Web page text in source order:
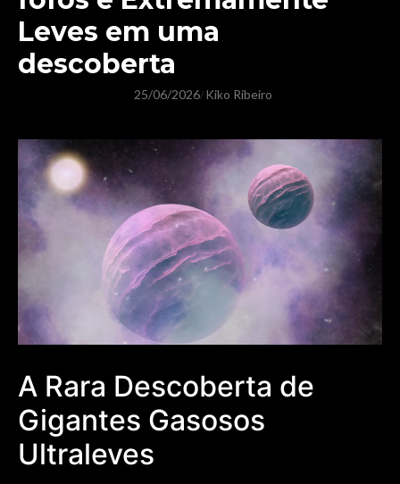
Leves em uma
descoberta
25/06/2026/ Kiko Ribeiro
A Rara Descoberta de
Gigantes Gasosos
Ultraleves